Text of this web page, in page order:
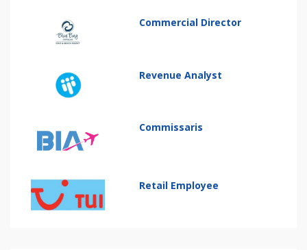
Commercial Director
Revenue Analyst
Commissaris
Retail Employee